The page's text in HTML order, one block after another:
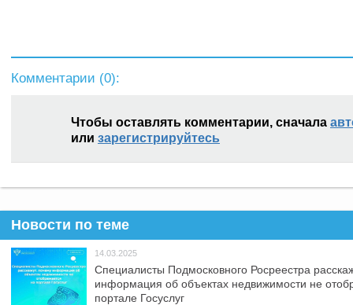
Комментарии (0):
Чтобы оставлять комментарии, сначала
или зарегистрируйтесь
Новости по теме
14.03.2025
Специалисты Подмосковного Росреестра
информация об объектах недвижимости не
портале Госуслуг